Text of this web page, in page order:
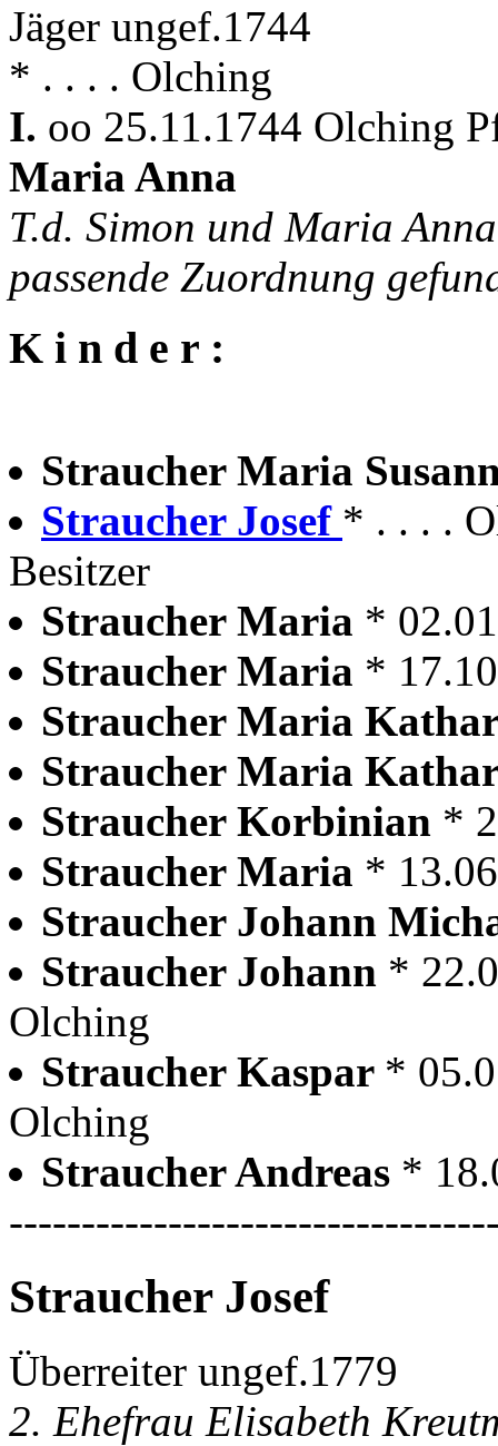
Jäger ungef.1744
* . . . . Olching
I. oo 25.11.1744 Olching
Maria Anna
T.d. Simon und Maria
passende Zuordnung
K i n d e r :
Straucher Maria
Straucher Josef * . . . .
Besitzer
Straucher Maria *
Straucher Maria *
Straucher Maria
Straucher Maria
Straucher Korbinian *
Straucher Maria *
Straucher Johann
Straucher Johann *
Olching
Straucher Kaspar *
Olching
Straucher Andreas *
Straucher Josef
Überreiter ungef.1779
2. Ehefrau Elisabeth